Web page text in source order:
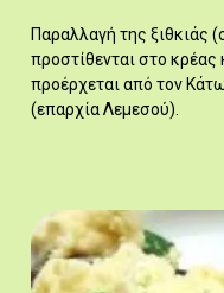
Παραλλαγή της ξιθκιάς
προστίθενται στο
προέρχεται από τον
(επαρχία Λεμεσού).